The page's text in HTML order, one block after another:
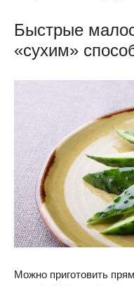
Быстрые
«сухим»
Можно приготовить